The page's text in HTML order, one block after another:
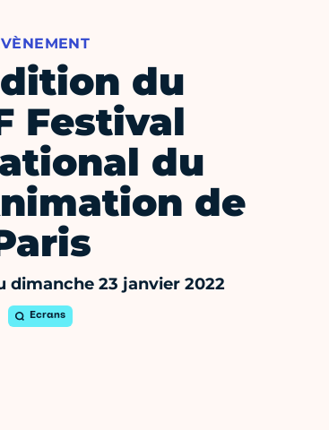
du
Festival
du
de
dimanche 23 janvier 2022
Ecrans